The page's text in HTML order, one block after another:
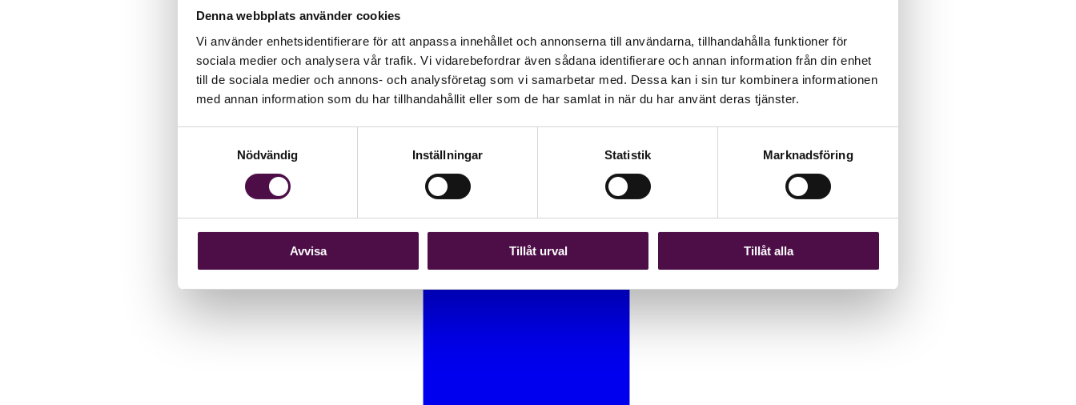
Denna webbplats använder cookies
Vi använder enhetsidentifierare för att anpassa innehållet och annonserna till användarna, tillhandahålla funktioner för
sociala medier och analysera vår trafik. Vi vidarebefordrar även sådana identifierare och annan information från din enhet
till de sociala medier och annons- och analysföretag som vi samarbetar med. Dessa kan i sin tur kombinera informationen
med annan information som du har tillhandahållit eller som de har samlat in när du har använt deras tjänster.
Nödvändig
Inställningar Statistik Marknadsföring
Avvisa Tillåt urval Tillåt alla